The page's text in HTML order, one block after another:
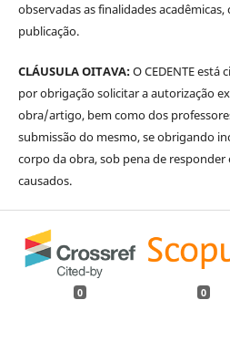
observadas as finalidades
publicação.
CLÁUSULA OITAVA:O CEDENTE está
por obrigação solicitar a autorização
obra/artigo, bem como dos
submissão do mesmo, se obrigando
corpo da obra, sob pena de
causados.
0 0